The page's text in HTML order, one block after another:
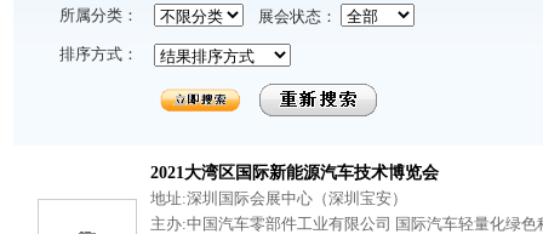
所属分类： 展会状态：
排序方式：
2021大湾区国际新能源汽车技术博览会
地址:深圳国际会展中心（深圳宝安）
主办:中国汽车零部件工业有限公司 国际汽车轻量化绿色